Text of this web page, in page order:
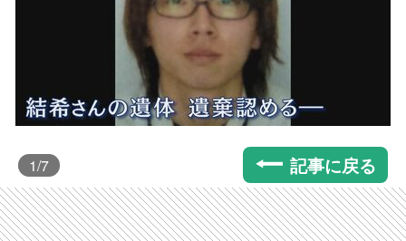
1/7 記事に戻る